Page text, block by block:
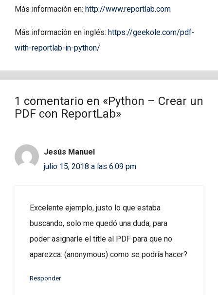
Más información en: http://www.reportlab.com
Más información en inglés: https://geekole.com/pdf-
with-reportlab-in-python/
1 comentario en «Python – Crear un
PDF con ReportLab»
Jesús Manuel
julio 15, 2018 a las 6:09 pm
Excelente ejemplo, justo lo que estaba
buscando, solo me quedó una duda, para
poder asignarle el title al PDF para que no
aparezca: (anonymous) como se podría hacer?
Responder